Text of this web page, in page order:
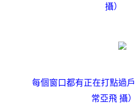
攝）
每個窗口都有正在打點過
常亞飛 攝）